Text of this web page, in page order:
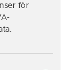
för